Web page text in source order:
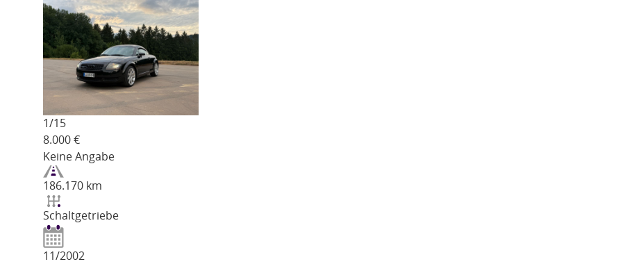
1/15
8.000 €
Keine Angabe
186.170 km
Schaltgetriebe
11/2002